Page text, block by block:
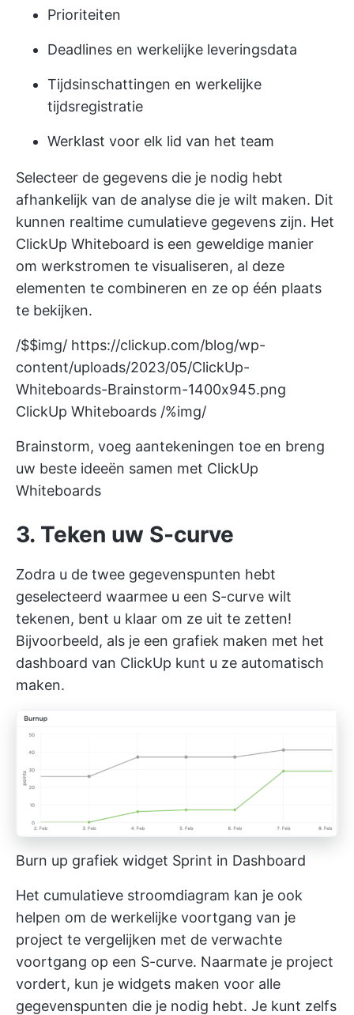
Prioriteiten
Deadlines en werkelijke leveringsdata
Tijdsinschattingen en werkelijke
tijdsregistratie
Werklast voor elk lid van het team
Selecteer de gegevens die je nodig hebt
afhankelijk van de analyse die je wilt maken. Dit
kunnen realtime cumulatieve gegevens zijn. Het
ClickUp Whiteboard is een geweldige manier
om werkstromen te visualiseren, al deze
elementen te combineren en ze op één plaats
te bekijken.
/$$img/ https://clickup.com/blog/wp-
content/uploads/2023/05/ClickUp-
Whiteboards-Brainstorm-1400x945.png
ClickUp Whiteboards /%img/
Brainstorm, voeg aantekeningen toe en breng
uw beste ideeën samen met ClickUp
Whiteboards
3. Teken uw S-curve
Zodra u de twee gegevenspunten hebt
geselecteerd waarmee u een S-curve wilt
tekenen, bent u klaar om ze uit te zetten!
Bijvoorbeeld, als je een grafiek maken met het
dashboard van ClickUp kunt u ze automatisch
maken.
Burn up grafiek widget Sprint in Dashboard
Het cumulatieve stroomdiagram kan je ook
helpen om de werkelijke voortgang van je
project te vergelijken met de verwachte
voortgang op een S-curve. Naarmate je project
vordert, kun je widgets maken voor alle
gegevenspunten die je nodig hebt. Je kunt zelfs